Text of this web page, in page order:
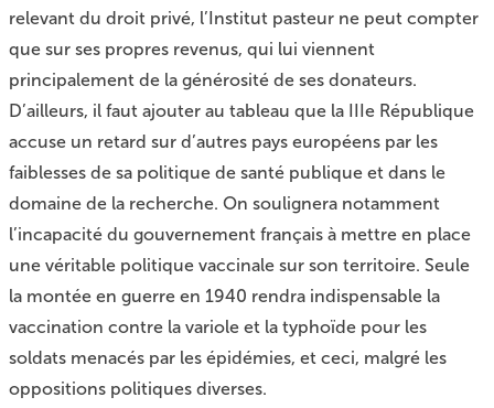
relevant du droit privé, l’Institut pasteur ne peut compter
que sur ses propres revenus, qui lui viennent
principalement de la générosité de ses donateurs.
D’ailleurs, il faut ajouter au tableau que la IIIe République
accuse un retard sur d’autres pays européens par les
faiblesses de sa politique de santé publique et dans le
domaine de la recherche. On soulignera notamment
l’incapacité du gouvernement français à mettre en place
une véritable politique vaccinale sur son territoire. Seule
la montée en guerre en 1940 rendra indispensable la
vaccination contre la variole et la typhoïde pour les
soldats menacés par les épidémies, et ceci, malgré les
oppositions politiques diverses.